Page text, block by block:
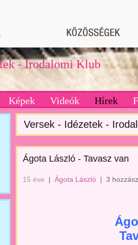
- Irodalomi Klub
Képek Videók Hírek
Versek - Idézetek -
Ágota László - Tavasz van
15 éve | Ágota László | 3